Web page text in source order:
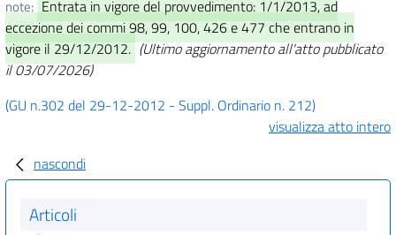
note: Entrata in vigore del provvedimento: 1/1/2013, ad
eccezione dei commi 98, 99, 100, 426 e 477 che entrano in
vigore il 29/12/2012. (Ultimo aggiornamento all'atto pubblicato
il 03/07/2026)
(GU n.302 del 29-12-2012 - Suppl. Ordinario n. 212)
visualizza atto intero
nascondi
Articoli